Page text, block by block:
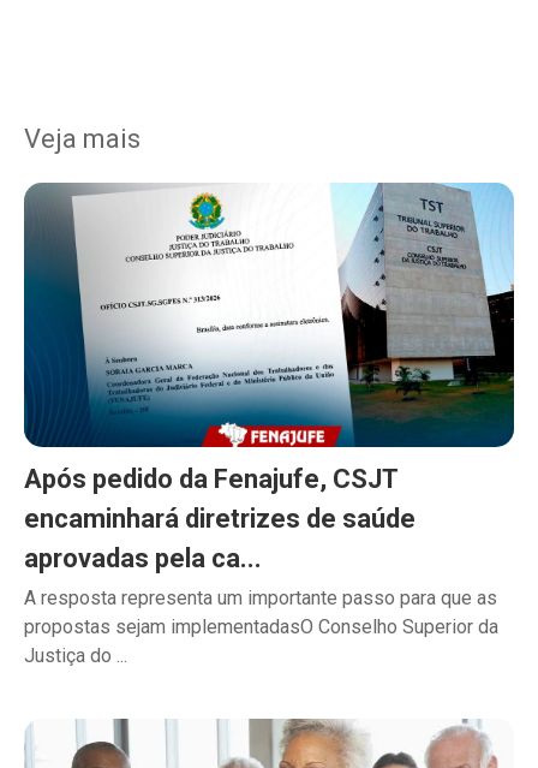
Veja mais
Após pedido da Fenajufe, CSJT
encaminhará diretrizes de saúde
aprovadas pela ca...
A resposta representa um importante passo para que as
propostas sejam implementadasO Conselho Superior da
Justiça do ...